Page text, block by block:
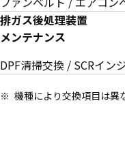
排ガス後処理装置
メンテナンス
DPF清掃交換 / SCRイン
機種により交換項目は異